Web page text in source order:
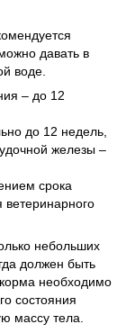
давать в
воде.
– до 12
до 12 недель,
железы –
срока
ветеринарного
небольших
должен быть
необходимо
состояния
массу тела.